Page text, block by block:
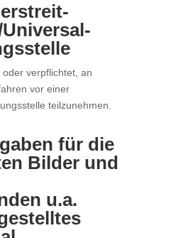
verpflichtet, an
vor einer
teilzunehmen.
für die
Bilder und
u.a.